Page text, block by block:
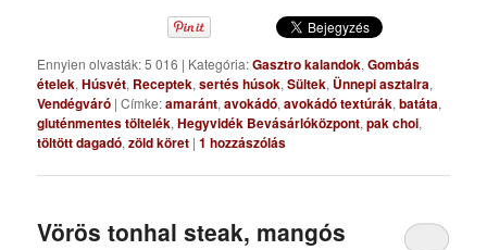
Ennyien olvasták: 5 016 | Kategória:Gasztro kalandok,Gombás
ételek,Húsvét, Receptek,sertés húsok,Sültek, Ünnepi asztalra,
Vendégváró |Címke:amaránt,avokádó,avokádó textúrák,batáta,
gluténmentes töltelék,Hegyvidék Bevásárlóközpont,pak choi,
töltött dagadó,zöld köret |1 hozzászólás
Vörös tonhal steak, mangós